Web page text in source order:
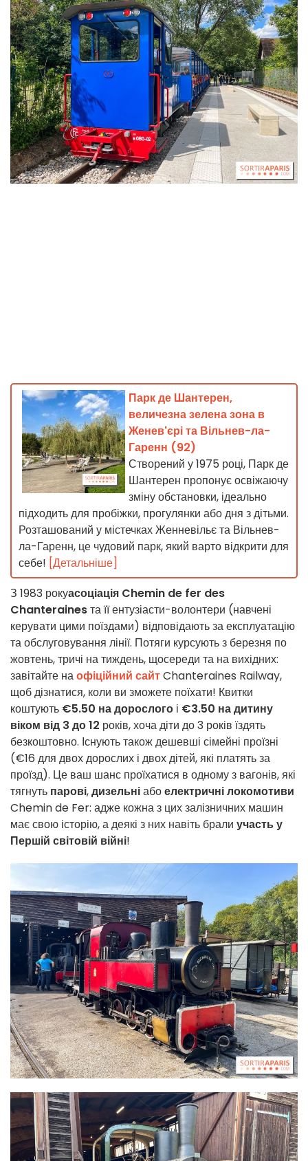
Парк де Шантерен,
величезна зелена зона в
Женев'єрі та Вільнев-ла-
Гаренн (92)
Створений у 1975 році, Парк де
Шантерен пропонує освіжаючу
зміну обстановки, ідеально
підходить для пробіжки, прогулянки або дня з дітьми.
Розташований у містечках Женневільє та Вільнев-
ла-Гаренн, це чудовий парк, який варто відкрити для
себе! [Детальніше]
З 1983 рокуасоціація Chemin de fer des
Chanterainesта її ентузіасти-волонтери (навчені
керувати цими поїздами) відповідають за експлуатацію
та обслуговування лінії. Потяги курсують з березня по
жовтень, тричі на тиждень, щосереди та на вихідних:
завітайте наофіційний сайтChanteraines Railway,
щоб дізнатися, коли ви зможете поїхати! Квитки
коштують €5.50 на дорослого і €3.50 на дитину
віком від 3 до 12 років, хоча діти до 3 років їздять
безкоштовно. Існують також дешевші сімейні проїзні
(€16 для двох дорослих і двох дітей, які платять за
проїзд). Це ваш шанс проїхатися в одному з вагонів, які
тягнуть парові,дизельніабоелектричнілокомотиви
Chemin de Fer: адже кожна з цих залізничних машин
має свою історію, а деякі з них навіть брали участь у
Першій світовій війні!